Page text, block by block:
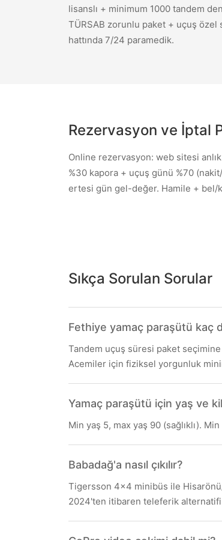
lisanslı + minimum 1000 tandem
TÜRSAB zorunlu paket + uçuş
hattında 7/24 paramedik.
Rezervasyon ve İptal
Online rezervasyon: web sitesi
%30 kapora + uçuş günü %70
ertesi gün gel-değer. Hamile + bel/
Sıkça Sorulan Sorular
Fethiye yamaç paraşütü kaç
Tandem uçuş süresi paket
Acemiler için fiziksel yorgunluk
Yamaç paraşütü için yaş ve
Min yaş 5, max yaş 90 (sağlıklı).
Babadağ'a nasıl çıkılır?
Tigersson 4x4 minibüs ile
2024'ten itibaren teleferik